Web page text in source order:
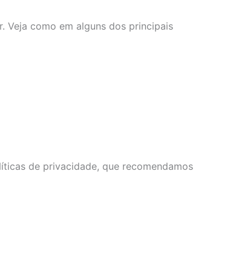
Veja como em alguns dos principais
de privacidade, que recomendamos